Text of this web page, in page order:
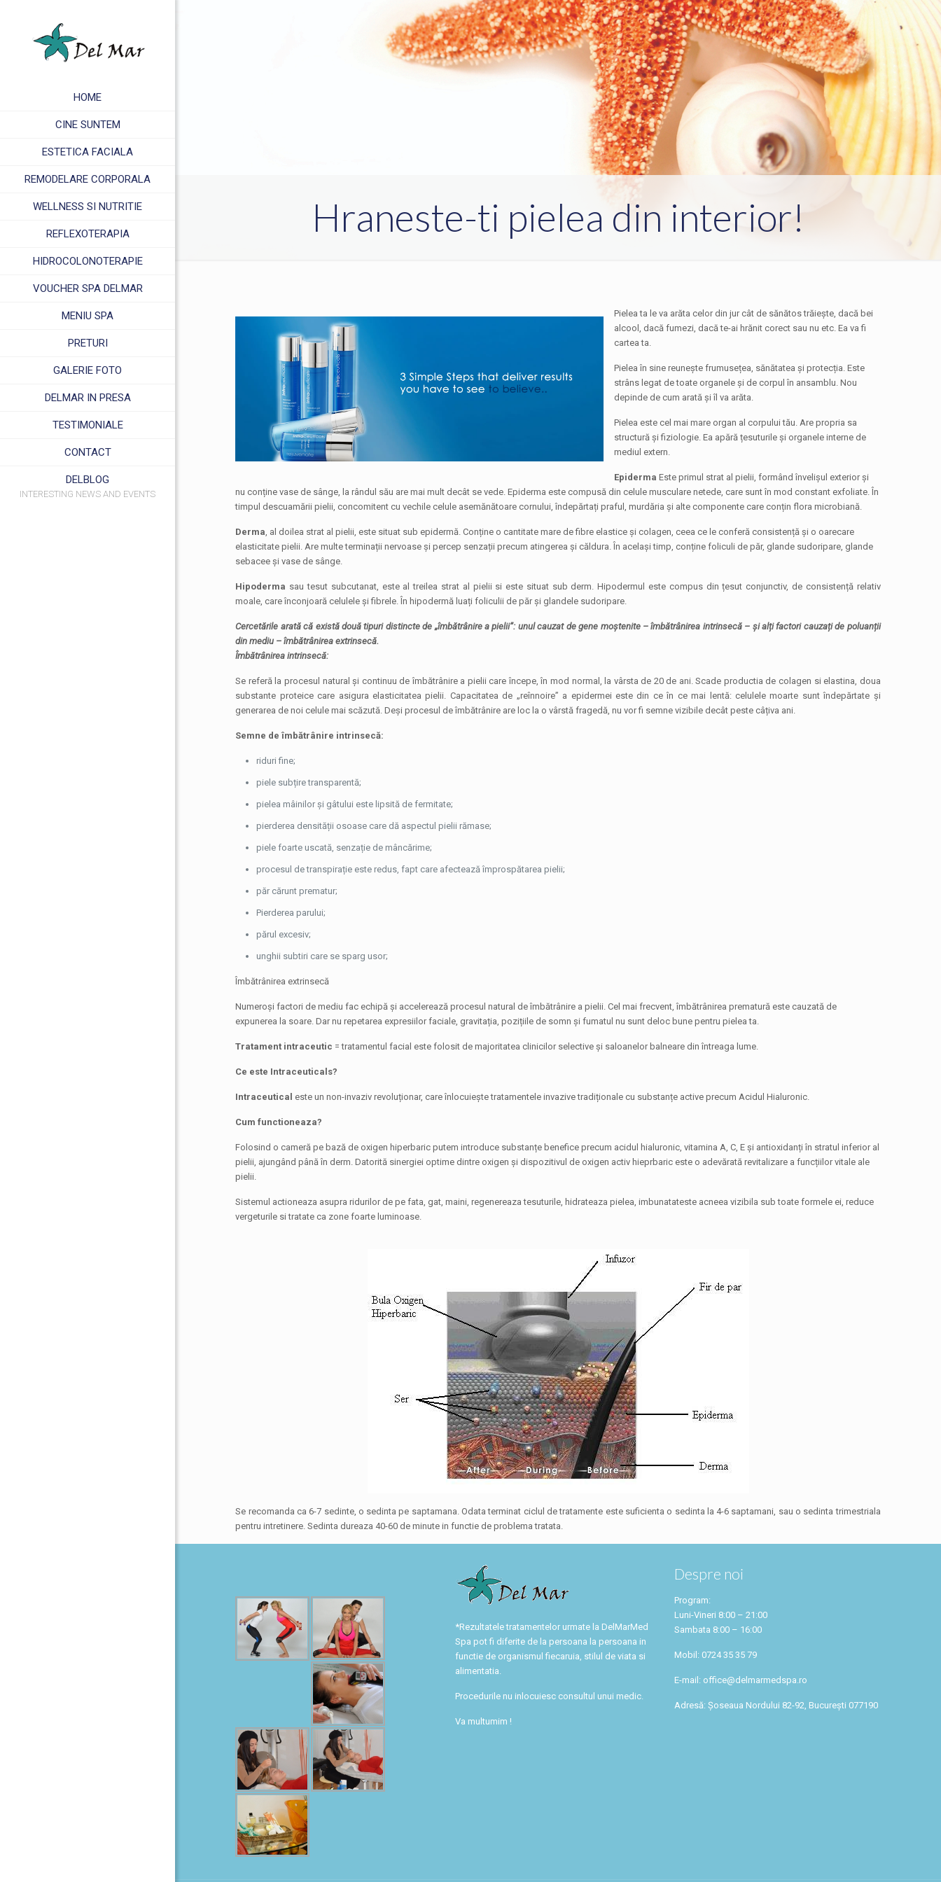
HOME
CINE SUNTEM
ESTETICA FACIALA
REMODELARE CORPORALA
WELLNESS SI NUTRITIE
REFLEXOTERAPIA
HIDROCOLONOTERAPIE
VOUCHER SPA DELMAR
MENIU SPA
PRETURI
GALERIE FOTO
DELMAR IN PRESA
TESTIMONIALE
CONTACT
DELBLOG
INTERESTING NEWS AND EVENTS
Hraneste-ti pielea din interior!
Pielea ta le va arăta celor din jur cât de sănătos trăiește, dacă bei
alcool, dacă fumezi, dacă te-ai hrănit corect sau nu etc. Ea va fi
cartea ta.
Pielea în sine reunește frumusețea, sănătatea și protecția. Este
strâns legat de toate organele și de corpul în ansamblu. Nou
depinde de cum arată și îl va arăta.
Pielea este cel mai mare organ al corpului tău. Are propria sa
structură și fiziologie. Ea apără țesuturile și organele interne de
mediul extern.
Epiderma Este primul strat al pielii, formând învelișul exterior și
nu conține vase de sânge, la rândul său are mai mult decât se vede. Epiderma este compusă din celule musculare netede, care sunt în mod constant exfoliate. În
timpul descuamării pielii, concomitent cu vechile celule asemănătoare cornului, îndepărtați praful, murdăria și alte componente care conțin flora microbiană.
Derma, al doilea strat al pielii, este situat sub epidermă. Conține o cantitate mare de fibre elastice și colagen, ceea ce le conferă consistență și o oarecare
elasticitate pielii. Are multe terminații nervoase și percep senzații precum atingerea și căldura. În același timp, conține foliculi de păr, glande sudoripare, glande
sebacee și vase de sânge.
Hipoderma sau tesut subcutanat, este al treilea strat al pielii si este situat sub derm. Hipodermul este compus din țesut conjunctiv, de consistență relativ
moale, care înconjoară celulele și fibrele. În hipodermă luați foliculii de păr și glandele sudoripare.
Cercetările arată că există două tipuri distincte de „îmbătrânire a pielii”: unul cauzat de gene moștenite – îmbătrânirea intrinsecă – și alți factori cauzați de poluanții
din mediu – îmbătrânirea extrinsecă.
Îmbătrânirea intrinsecă:
Se referă la procesul natural și continuu de îmbătrânire a pielii care începe, în mod normal, la vârsta de 20 de ani. Scade productia de colagen si elastina, doua
substante proteice care asigura elasticitatea pielii. Capacitatea de „reînnoire” a epidermei este din ce în ce mai lentă: celulele moarte sunt îndepărtate și
generarea de noi celule mai scăzută. Deși procesul de îmbătrânire are loc la o vârstă fragedă, nu vor fi semne vizibile decât peste câțiva ani.
Semne de îmbătrânire intrinsecă:
riduri fine;
piele subțire transparentă;
pielea mâinilor și gâtului este lipsită de fermitate;
pierderea densității osoase care dă aspectul pielii rămase;
piele foarte uscată, senzație de mâncărime;
procesul de transpirație este redus, fapt care afectează împrospătarea pielii;
păr cărunt prematur;
Pierderea parului;
părul excesiv;
unghii subtiri care se sparg usor;
Îmbătrânirea extrinsecă
Numeroși factori de mediu fac echipă și accelerează procesul natural de îmbătrânire a pielii. Cel mai frecvent, îmbătrânirea prematură este cauzată de
expunerea la soare. Dar nu repetarea expresiilor faciale, gravitația, pozițiile de somn și fumatul nu sunt deloc bune pentru pielea ta.
Tratament intraceutic = tratamentul facial este folosit de majoritatea clinicilor selective și saloanelor balneare din întreaga lume.
Ce este Intraceuticals?
Intraceutical este un non-invaziv revoluționar, care înlocuiește tratamentele invazive tradiționale cu substanțe active precum Acidul Hialuronic.
Cum functioneaza?
Folosind o cameră pe bază de oxigen hiperbaric putem introduce substanțe benefice precum acidul hialuronic, vitamina A, C, E și antioxidanți în stratul inferior al
pielii, ajungând până în derm. Datorită sinergiei optime dintre oxigen și dispozitivul de oxigen activ hieprbaric este o adevărată revitalizare a funcțiilor vitale ale
pielii.
Sistemul actioneaza asupra ridurilor de pe fata, gat, maini, regenereaza tesuturile, hidrateaza pielea, imbunatateste acneea vizibila sub toate formele ei, reduce
vergeturile si tratate ca zone foarte luminoase.
Se recomanda ca 6-7 sedinte, o sedinta pe saptamana. Odata terminat ciclul de tratamente este suficienta o sedinta la 4-6 saptamani, sau o sedinta trimestriala
pentru intretinere. Sedinta dureaza 40-60 de minute in functie de problema tratata.
*Rezultatele tratamentelor urmate la DelMarMed
Spa pot fi diferite de la persoana la persoana in
functie de organismul fiecaruia, stilul de viata si
alimentatia.
Procedurile nu inlocuiesc consultul unui medic.
Va multumim !
Despre noi
Program:
Luni-Vineri 8:00 – 21:00
Sambata 8:00 – 16:00
Mobil: 0724 35 35 79
E-mail: office@delmarmedspa.ro
Adresă: Șoseaua Nordului 82-92, București 077190